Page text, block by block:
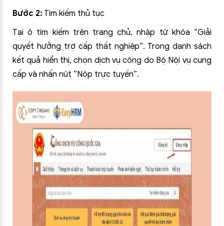
Bước 2: Tìm kiếm thủ tục
Tại ô tìm kiếm trên trang chủ, nhập từ khóa “Giải
quyết hưởng trợ cấp thất nghiệp”. Trong danh sách
kết quả hiển thị, chọn dịch vụ công do Bộ Nội vụ cung
cấp và nhấn nút “Nộp trực tuyến”.